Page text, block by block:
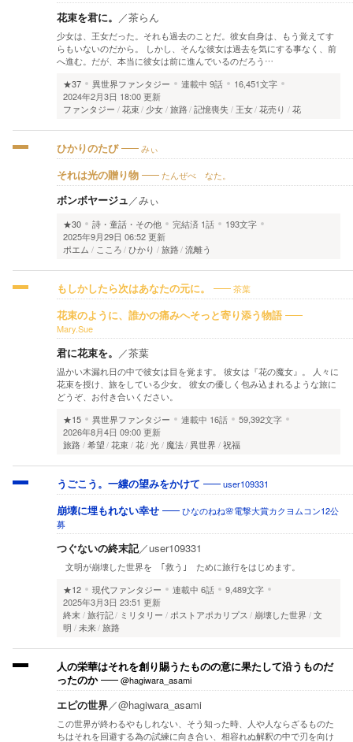
花束を君に。 ／茶らん
少女は、王女だった。それも過去のことだ。彼女自身は、もう覚えてす
らもいないのだから。 しかし、そんな彼女は過去を気にする事なく、前
へ進む。だが、本当に彼女は前に進んでいるのだろう…
★37
異世界ファンタジー 連載中 9話
16,451文字
2024年2月3日 18:00 更新
ファンタジー
花束 少女 旅路 記憶喪失 王女 花売り 花
ひかりのたび みぃ
それは光の贈り物 たんぜべ なた。
ボンボヤージュ／みぃ
★30 詩・童話・その他 完結済 1話
193文字
2025年9月29日 06:52 更新
ポエム
こころ ひかり 旅路 流離う
もしかしたら次はあなたの元に。 茶葉
花束のように、誰かの痛みへそっと寄り添う物語
Mary.Sue
君に花束を。 ／茶葉
温かい木漏れ日の中で彼女は目を覚ます。 彼女は『花の魔女』。 人々に
花束を授け、旅をしている少女。 彼女の優しく包み込まれるような旅に
どうぞ、お付き合いください。
★15
異世界ファンタジー 連載中 16話
59,392文字
2026年8月4日 09:00 更新
旅路
希望 花束 花 光 魔法 異世界 祝福
うごこう。一縷の望みをかけて user109331
崩壊に埋もれない幸せ
ひなのねね🌸電撃大賞カクヨムコン12公
募
つぐないの終末記／user109331
文明が崩壊した世界を ｢救う｣ ために旅行をはじめます。
★12
現代ファンタジー 連載中 6話
9,489文字
2025年3月3日 23:51 更新
終末 旅行記 ミリタリー ポストアポカリプス 崩壊した世界
文
明
未来 旅路
人の栄華はそれを創り賜うたものの意に果たして沿うものだ
ったのか
@hagiwara_asami
エピの世界／@hagiwara_asami
この世界が終わるやもしれない、そう知った時、人や人ならざるものた
ちはそれを回避する為の試練に向き合い、相容れぬ解釈の中で刃を向け